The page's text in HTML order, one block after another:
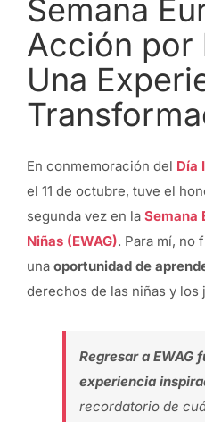
Semana
Acción por
Una
En conmemoración del Día
el 11 de octubre, tuve el
segunda vez en la Semana
Niñas (EWAG). Para mí, no
una oportunidad de
derechos de las niñas y los
Regresar a EWAG
experiencia
recordatorio de